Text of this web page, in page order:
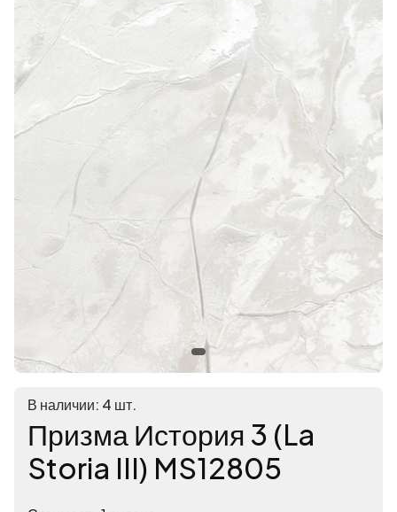
В наличии: 4 шт.
Призма История 3 (La
Storia III) MS12805